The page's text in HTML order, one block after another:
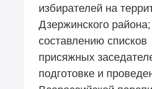
избирателей на
Дзержинского района;
составлению списков
присяжных
подготовке и